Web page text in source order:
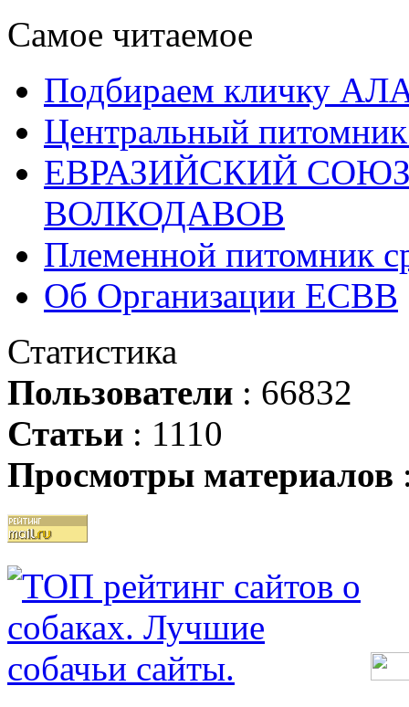
Самое читаемое
Подбираем кличку
Центральный
ЕВРАЗИЙСКИЙ
ВОЛКОДАВОВ
Племенной питомник
Об Организации ЕСВВ
Статистика
Пользователи : 66832
Статьи : 1110
Просмотры материалов